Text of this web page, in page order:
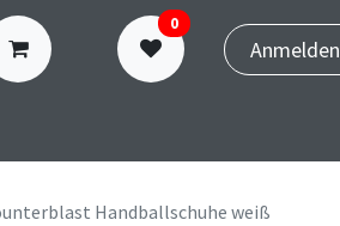
0
Anmelden
Handballschuhe weiß